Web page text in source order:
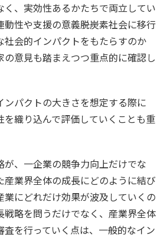
く、実効性あるかたちで両立してい
性や支援の意義――脱炭素社会に移行
社会的インパクトをもたらすのか
の意見も踏まえつつ重点的に確認し
パクトの大きさを想定する際に
を織り込んで評価していくことも重
、一企業の競争力向上だけでな
産業界全体の成長にどのように結び
業にどれだけ効果が波及していくの
戦略を問うだけでなく、産業界全体
査を行っていく点は、一般的なイン